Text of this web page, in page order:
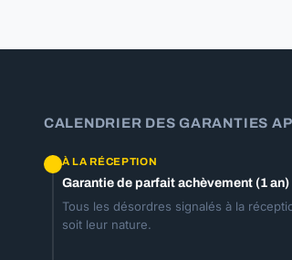
CALENDRIER DES GARANTIES
À LA RÉCEPTION
Garantie de parfait achèvement (1 an)
Tous les désordres signalés à la
soit leur nature.